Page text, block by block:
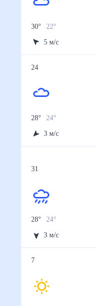
30° 22
5 м/с
24
28° 24
3 м/с
31
28° 24
3 м/с
7